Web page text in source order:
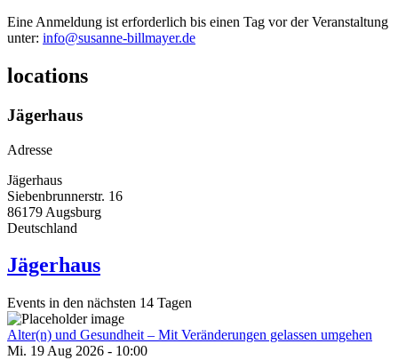
Eine Anmeldung ist erforderlich bis einen Tag vor der Veranstaltung
unter: info@susanne-billmayer.de
locations
Jägerhaus
Adresse
Jägerhaus
Siebenbrunnerstr. 16
86179 Augsburg
Deutschland
Jägerhaus
Events in den nächsten 14 Tagen
Alter(n) und Gesundheit – Mit Veränderungen gelassen umgehen
Mi. 19 Aug 2026 - 10:00